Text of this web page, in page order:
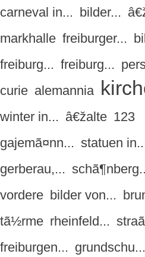
carneval in... bilder...
markhalle freiburger...
freiburg... freiburg...
curie alemannia
winter in... â€žalte 123
gajemã¤nn... statuen
gerberau,...
vordere bilder von...
tã½rme rheinfeld...
freiburgen... grundschu...